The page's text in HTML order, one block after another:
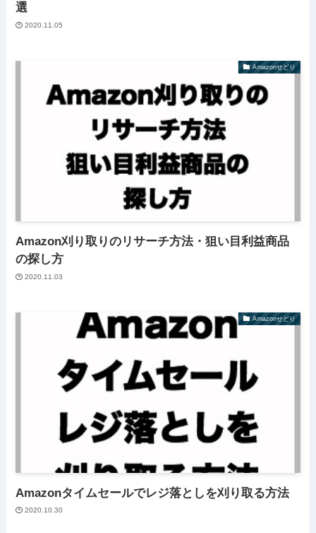
選
2020.11.05
Amazonせどり
Amazon刈り取りのリサーチ方法・狙い目利益商品
の探し方
2020.11.03
Amazonせどり
Amazonタイムセールでレジ落としを刈り取る方法
2020.10.30